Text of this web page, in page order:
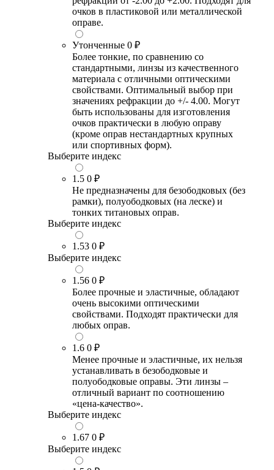
очков в пластиковой или металлической
оправе.
Утонченные 0 ₽
Более тонкие, по сравнению со
стандартными, линзы из качественного
материала с отличными оптическими
свойствами. Оптимальный выбор при
значениях рефракции до +/- 4.00. Могут
быть использованы для изготовления
очков практически в любую оправу
(кроме оправ нестандартных крупных
или спортивных форм).
Выберите индекс
1.5 0 ₽
Не предназначены для безободковых (без
рамки), полуободковых (на леске) и
тонких титановых оправ.
Выберите индекс
1.53 0 ₽
Выберите индекс
1.56 0 ₽
Более прочные и эластичные, обладают
очень высокими оптическими
свойствами. Подходят практически для
любых оправ.
1.6 0 ₽
Менее прочные и эластичные, их нельзя
устанавливать в безободковые и
полуободковые оправы. Эти линзы –
отличный вариант по соотношению
«цена-качество».
Выберите индекс
1.67 0 ₽
Выберите индекс